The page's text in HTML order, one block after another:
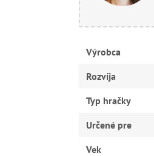
Výrobca
Rozvíja
Typ hračky
Určené pre
Vek